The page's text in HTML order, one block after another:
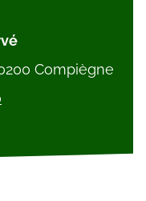
Compiègne